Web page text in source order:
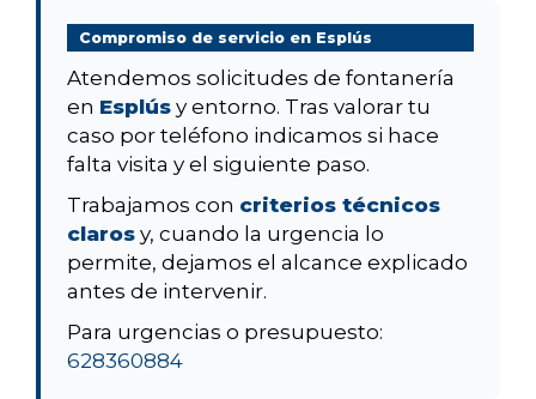
Compromiso de servicio en Esplús
Atendemos solicitudes de fontanería
en Esplús y entorno. Tras valorar tu
caso por teléfono indicamos si hace
falta visita y el siguiente paso.
Trabajamos con criterios técnicos
claros y, cuando la urgencia lo
permite, dejamos el alcance explicado
antes de intervenir.
Para urgencias o presupuesto:
628360884